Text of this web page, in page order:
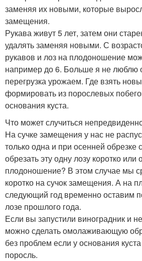
заменяя их новыми, которые
замещения.
Рукава живут 5 лет, затем они
удалять заменяя новыми. С
рукавов и лоз на плодоношение
например до 6. Больше я не люблю
перегрузка урожаем. Где взять
формировать из порослевых
основания куста.
Что может случиться
На сучке замещения у нас не
только одна и при осенней обрезке
обрезать эту одну лозу коротко или
плодоношение? В этом случае мы
коротко на сучок замещения. А на
следующий год временно оставим
лозе прошлого года.
Если вы запустили виноградник и
можно сделать омолаживающую
без проблем если у основания
поросль.